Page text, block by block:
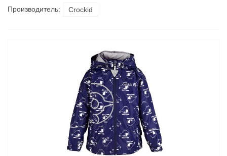
Производитель: Croсkid